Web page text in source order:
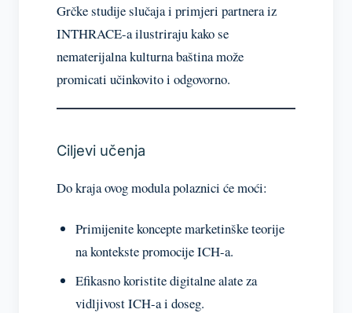
Grčke studije slučaja i primjeri partnera iz
INTHRACE-a ilustriraju kako se
nematerijalna kulturna baština može
promicati učinkovito i odgovorno.
Ciljevi učenja
Do kraja ovog modula polaznici će moći:
Primijenite koncepte marketinške teorije
na kontekste promocije ICH-a.
Efikasno koristite digitalne alate za
vidljivost ICH-a i doseg.
Lekcija 2. Digitalni alati za
promociju ICH-a
Lekcija 3. Etička razmatranja u
slučaja iz stvarnog svijeta u ICH
marketingu
Kviz 7
IOČUVANJE NEMATERIJALNE KULTURNE
BAŠTINE, RAZUMIJEVANJE I PROMICANJE
PROCESA INTEGRACIJE U EU
5 lessons, 1 quiz